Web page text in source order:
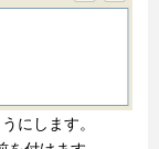
にします。